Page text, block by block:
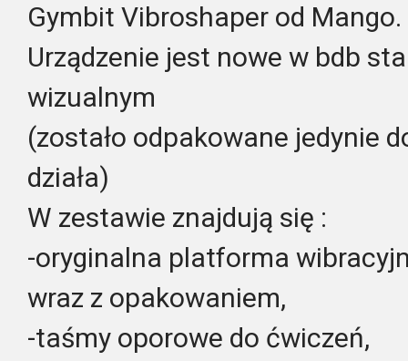
Gymbit Vibroshaper od Mango.
Urządzenie jest nowe w bdb
wizualnym
(zostało odpakowane jedynie
działa)
W zestawie znajdują się :
-oryginalna platforma
wraz z opakowaniem,
-taśmy oporowe do ćwiczeń,